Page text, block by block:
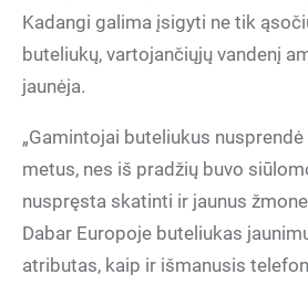
Kadangi galima įsigyti ne tik
buteliukų, vartojančiųjų vandenį
jaunėja.
„Gamintojai buteliukus
metus, nes iš pradžių buvo
nuspręsta skatinti ir jaunus
Dabar Europoje buteliukas
atributas, kaip ir išmanusis